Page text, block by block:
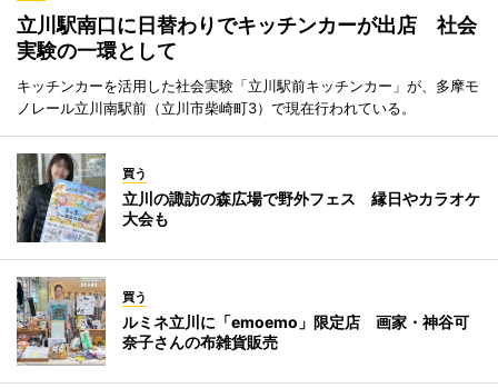
立川駅南口に日替わりでキッチンカーが出店 社会
実験の一環として
キッチンカーを活用した社会実験「立川駅前キッチンカー」が、多摩モ
ノレール立川南駅前（立川市柴崎町3）で現在行われている。
買う
立川の諏訪の森広場で野外フェス 縁日やカラオケ
大会も
買う
ルミネ立川に「emoemo」限定店 画家・神谷可
奈子さんの布雑貨販売